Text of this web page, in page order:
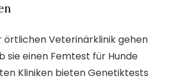
örtlichen Veterinärklinik gehen
sie einen Femtest für Hunde
Kliniken bieten Genetiktests